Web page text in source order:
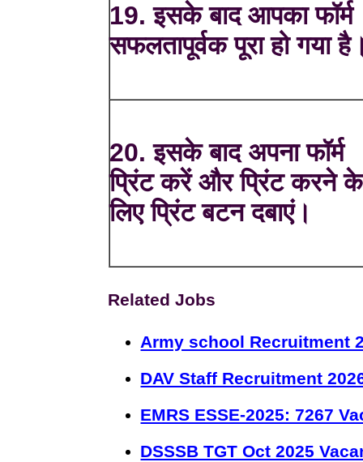
19. इसके बाद आपका फॉर्म
सफलतापूर्वक पूरा हो गया
20. इसके बाद अपना फॉर्म
प्रिंट करें और प्रिंट करने के
लिए प्रिंट बटन दबाएं।
Related Jobs
Army school Recruitment
DAV Staff Recruitment
EMRS ESSE-2025: 7267
DSSSB TGT Oct 2025